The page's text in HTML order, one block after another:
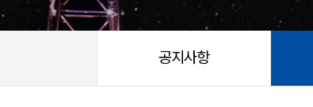
공지사항